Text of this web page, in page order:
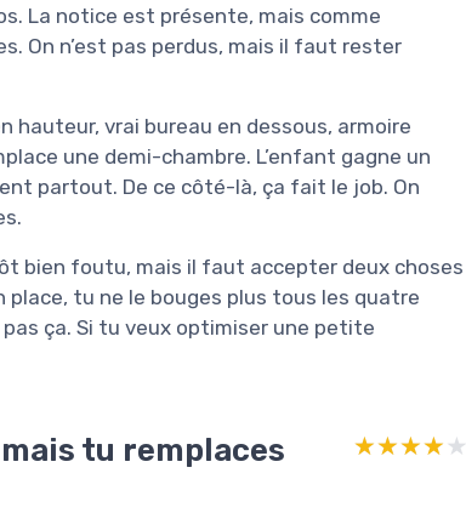
La notice est présente, mais comme
On n’est pas perdus, mais il faut rester
hauteur, vrai bureau en dessous, armoire
une demi-chambre. L’enfant gagne un
partout. De ce côté-là, ça fait le job. On
bien foutu, mais il faut accepter deux choses
tu ne le bouges plus tous les quatre
ça. Si tu veux optimiser une petite
tu remplaces
★★★★★
★★★★★